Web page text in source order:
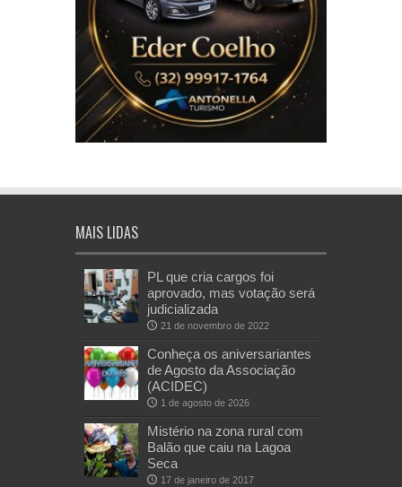
MAIS LIDAS
PL que cria cargos foi
aprovado, mas votação será
judicializada
21 de novembro de 2022
Conheça os aniversariantes
de Agosto da Associação
(ACIDEC)
1 de agosto de 2026
Mistério na zona rural com
Balão que caiu na Lagoa
Seca
17 de janeiro de 2017